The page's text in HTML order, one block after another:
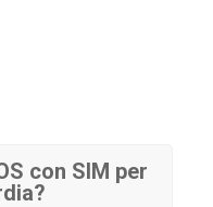
con SIM per